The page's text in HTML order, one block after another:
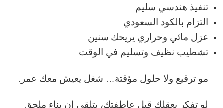
تنفيذ هندسي سليم
التزام بالكود السعودي
عزل مائي وحراري يريحك سنين
تشطيب نظيف وتسليم في الوقت
مو ترقيع ولا حلول مؤقتة… شغل يعيش معك عمر .
لو تفكر بعقلك قبل عاطفتك، بتلقى إن بناء ملحق